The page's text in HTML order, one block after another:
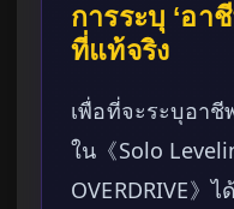
การระบุ ‘อา
ที่แท้จริง
เพื่อที่จะระบุอา
ใน《Solo
OVERDRIVE》